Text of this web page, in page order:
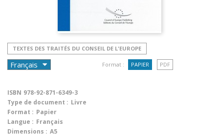
TEXTES DES TRAITÉS DU CONSEIL DE L'EUROPE
Format : PAPIER PDF
ISBN 978-92-871-6349-3
Type de document : Livre
Format : Papier
Langue : Français
Dimensions : A5